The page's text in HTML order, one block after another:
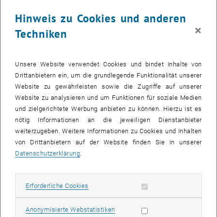
KI an der Technischen Universität Wien ."
Damit bildet sie die Grundlage für den aktuellen Umgang mit
enthält auch ein hochschuldidaktisches Konzept mit
Anwendungsszenarien für die Nutzung generativer KI in der Lehre.
Im Herbst werden weitere
Informationsveranstaltungen,
Schulungen, Workshops
und mehr zum Thema generative KI für
Lehrende angeboten. Diese Maßnahmen sollen dazu beitragen, das
Bewusstsein für diese Technologie zu schärfen und die Mitglieder
der Universität auf dem Weg dieser Veränderungen zu begleiten.
Die Auswirkungen von generativer KI werden auch im Rahmen des
kann, welche Umstände und Faktoren diese Entwicklung
maßgeblich beeinflussen. Informationen zu diesem Projekt finden
Sie in der kürzlich veröffentlichten Pressemeldung unter folgendem
Hinweis zu Cookies und anderen
Techniken
×
Unsere Website verwendet Cookies und bindet Inhalte von
Drittanbietern ein, um die grundlegende Funktionalität unserer
Website zu gewährleisten sowie die Zugriffe auf unserer
Website zu analysieren und um Funktionen für soziale Medien
und zielgerichtete Werbung anbieten zu können. Hierzu ist es
nötig Informationen an die jeweiligen Dienstanbieter
weiterzugeben. Weitere Informationen zu Cookies und Inhalten
von Drittanbietern auf der Website finden Sie in unserer
Datenschutzerklärung.
Erforderliche Cookies Erforderliche Cookies zulassen
Anonymisierte WebstatistikenStatistik Cookies zulassen